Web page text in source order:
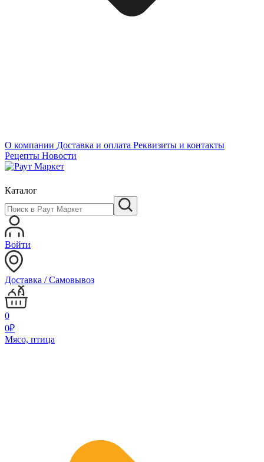
О компании Доставка и оплата Реквизиты и контакты
Рецепты Новости
Каталог
Войти
Доставка / Самовывоз
0
0₽
Мясо, птица